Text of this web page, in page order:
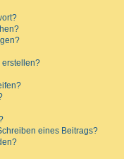
erstellen?
eines Beitrags?